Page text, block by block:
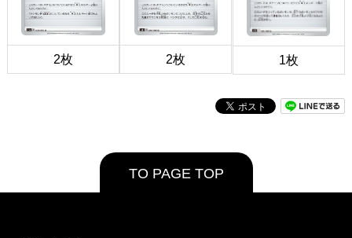
2枚 2枚 1枚
TO PAGE TOP